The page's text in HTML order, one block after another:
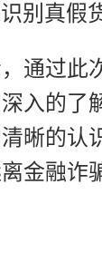
别真假
通过此
入的了
晰的认
金融诈